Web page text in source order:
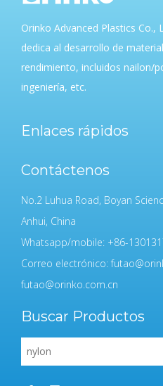
Orinko Advanced Plastics Co.,
dedica al desarrollo de
rendimiento, incluidos nailon/
ingeniería, etc.
Enlaces rápidos
Contáctenos
No.2 Luhua Road, Boyan
Anhui, China
Whatsapp/mobile: +86-
Correo electrónico:
futao@orinko.com.cn
Buscar Productos